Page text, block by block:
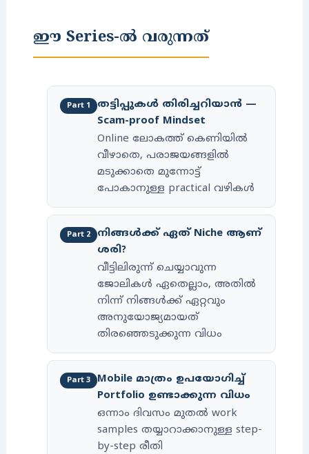
ഈ Series-ൽ വരുന്നത്
Part 1
തട്ടിപ്പുകൾ തിരിച്ചറിയാൻ —
Scam-proof Mindset
Online ലോകത്ത് കെണിയിൽ
വീഴാതെ, പരാജയങ്ങളിൽ
മടുക്കാതെ മുന്നോട്ട്
പോകാനുള്ള practical വഴികൾ
Part 2
നിങ്ങൾക്ക് ഏത് Niche ആണ്
ശരി?
വീട്ടിലിരുന്ന് ചെയ്യാവുന്ന
ജോലികൾ ഏതെല്ലാം, അതിൽ
നിന്ന് നിങ്ങൾക്ക് ഏറ്റവും
അനുയോജ്യമായത്
തിരഞ്ഞെടുക്കുന്ന വിധം
Part 3
Mobile മാത്രം ഉപയോഗിച്ച്
Portfolio ഉണ്ടാക്കുന്ന വിധം
ഒന്നാം ദിവസം മുതൽ work
samples തയ്യാറാക്കാനുള്ള step-
by-step രീതി